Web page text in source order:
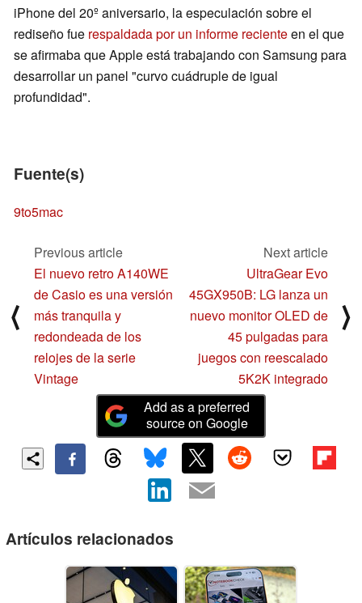
iPhone del 20º aniversario, la especulación sobre el
rediseño fue respaldada por un informe recienteen el que
se afirmaba que Apple está trabajando con Samsung para
desarrollar un panel "curvo cuádruple de igual
profundidad".
Fuente(s)
9to5mac
⟨
Previous article
El nuevo retro A140WE
de Casio es una versión
más tranquila y
redondeada de los
relojes de la serie
Vintage
Next article
UltraGear Evo
45GX950B: LG lanza un
nuevo monitor OLED de
45 pulgadas para
juegos con reescalado
5K2K integrado
⟩
Add as a preferred
source on Google
Artículos relacionados